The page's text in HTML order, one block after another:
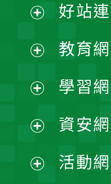
開
選
單
開
選
單
開
選
單
開
選
開
好站
教育
學習
資安
活動